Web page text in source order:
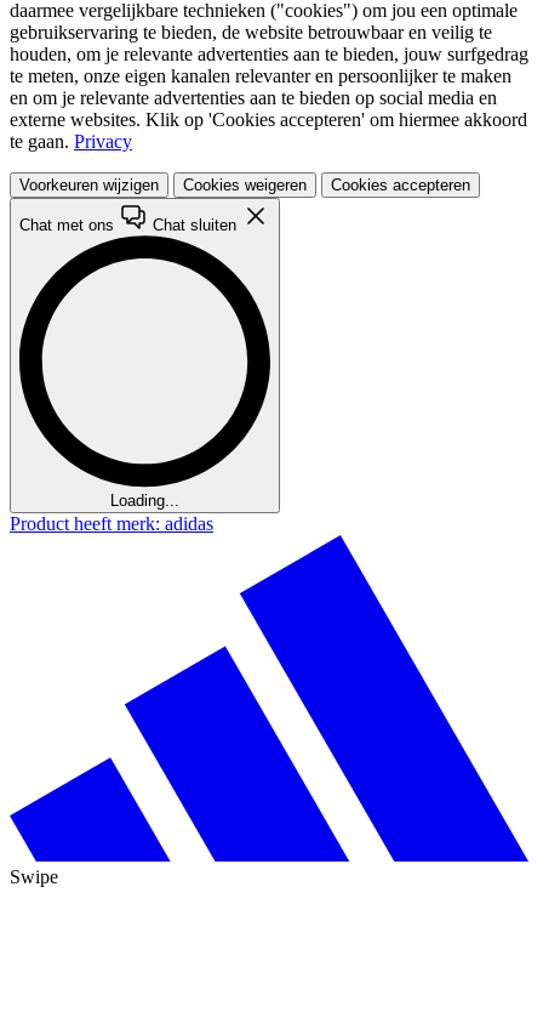
daarmee vergelijkbare technieken ("cookies") om jou een optimale
gebruikservaring te bieden, de website betrouwbaar en veilig te
houden, om je relevante advertenties aan te bieden, jouw surfgedrag
te meten, onze eigen kanalen relevanter en persoonlijker te maken
en om je relevante advertenties aan te bieden op social media en
externe websites. Klik op 'Cookies accepteren' om hiermee akkoord
te gaan. Privacy
Voorkeuren wijzigen Cookies weigeren Cookies accepteren
Chat met ons Chat sluiten
Loading...
Product heeft merk: adidas
Swipe